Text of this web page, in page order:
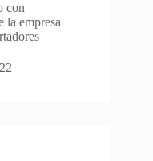
con
la empresa